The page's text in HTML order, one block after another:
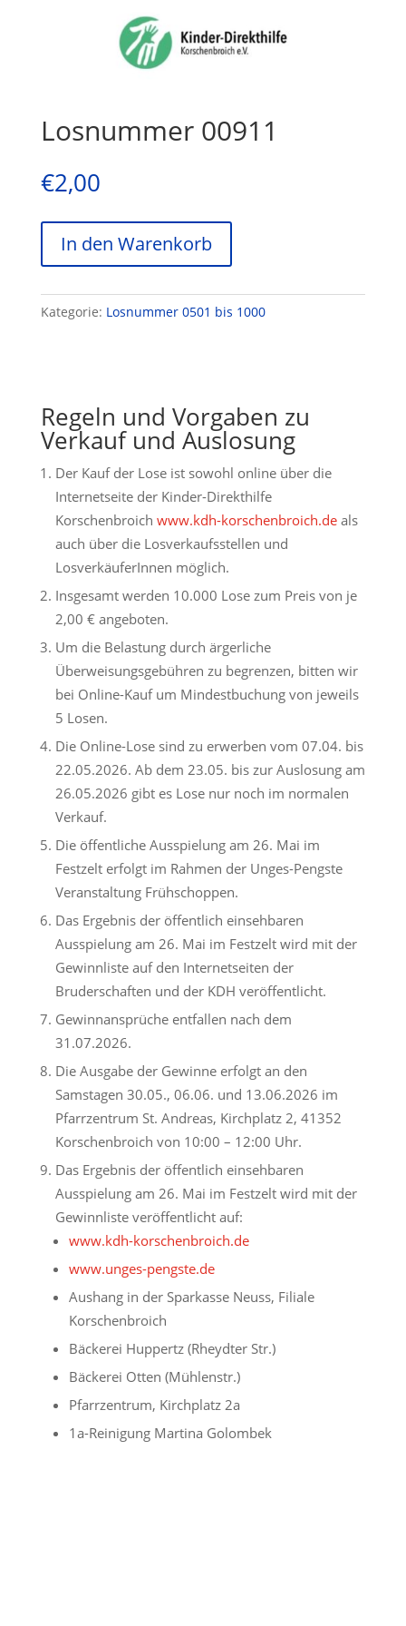
Losnummer 00911
€2,00
In den Warenkorb
Kategorie: Losnummer 0501 bis 1000
Regeln und Vorgaben zu
Verkauf und Auslosung
Der Kauf der Lose ist sowohl online über die
Internetseite der Kinder-Direkthilfe
Korschenbroich www.kdh-korschenbroich.deals
auch über die Losverkaufsstellen und
LosverkäuferInnen möglich.
Insgesamt werden 10.000 Lose zum Preis von je
2,00 € angeboten.
Um die Belastung durch ärgerliche
Überweisungsgebühren zu begrenzen, bitten wir
bei Online-Kauf um Mindestbuchung von jeweils
5 Losen.
Die Online-Lose sind zu erwerben vom 07.04. bis
22.05.2026. Ab dem 23.05. bis zur Auslosung am
26.05.2026 gibt es Lose nur noch im normalen
Verkauf.
Die öffentliche Ausspielung am 26. Mai im
Festzelt erfolgt im Rahmen der Unges-Pengste
Veranstaltung Frühschoppen.
Das Ergebnis der öffentlich einsehbaren
Ausspielung am 26. Mai im Festzelt wird mit der
Gewinnliste auf den Internetseiten der
Bruderschaften und der KDH veröffentlicht.
Gewinnansprüche entfallen nach dem
31.07.2026.
Die Ausgabe der Gewinne erfolgt an den
Samstagen 30.05., 06.06. und 13.06.2026 im
Pfarrzentrum St. Andreas, Kirchplatz 2, 41352
Korschenbroich von 10:00 – 12:00 Uhr.
Das Ergebnis der öffentlich einsehbaren
Ausspielung am 26. Mai im Festzelt wird mit der
Gewinnliste veröffentlicht auf:
www.kdh-korschenbroich.de
www.unges-pengste.de
Aushang in der Sparkasse Neuss, Filiale
Korschenbroich
Bäckerei Huppertz (Rheydter Str.)
Bäckerei Otten (Mühlenstr.)
Pfarrzentrum, Kirchplatz 2a
1a-Reinigung Martina Golombek